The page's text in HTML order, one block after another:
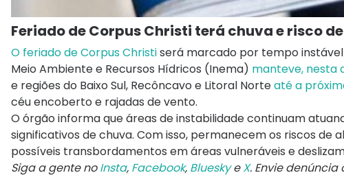
Feriado de Corpus Christi terá chuva e risco
O feriado de Corpus Christiserá marcado por tempo
Meio Ambiente e Recursos Hídricos (Inema) manteve, nesta
e regiões do Baixo Sul, Recôncavo e Litoral Norteaté a
céu encoberto e rajadas de vento.
O órgão informa que áreas de instabilidade continuam
significativos de chuva. Com isso, permanecem os riscos
possíveis transbordamentos em áreas vulneráveis e
Siga a gente noInsta, Facebook, BlueskyeX. Envie